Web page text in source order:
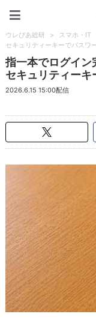
ウレぴあ総研 > スマホ・IT
セキュリティーキーでパスワ
指一本でログイ
セキュリティー
2026.6.15 15:00配信